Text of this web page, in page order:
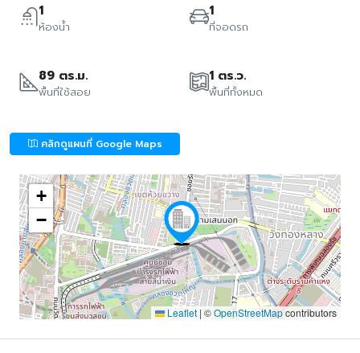
1
ห้องน้ำ
1
ที่จอดรถ
89 ตร.ม.
พื้นที่ใช้สอย
1 ตร.ว.
พื้นที่ทั้งหมด
คลิกดูแผนที่ Google Maps
+
−
Leaflet | ©OpenStreetMapcontributors